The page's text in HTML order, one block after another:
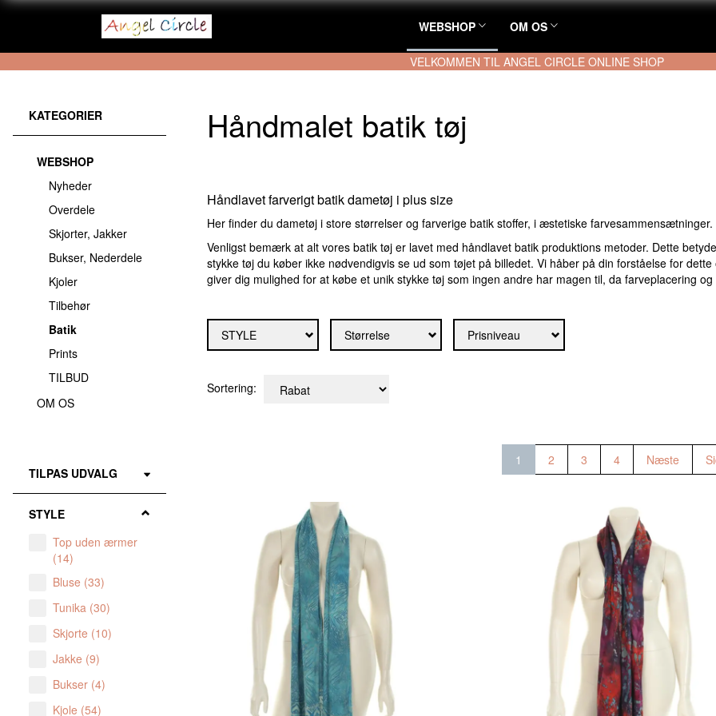
WEBSHOP OM OS
VELKOMMEN TIL ANGEL CIRCLE ONLINE SHOP
KATEGORIER
WEBSHOP
Nyheder
Overdele
Skjorter, Jakker
Bukser, Nederdele
Kjoler
Tilbehør
Batik
Prints
TILBUD
OM OS
TILPAS UDVALG
STYLE
Top uden ærmer
(14)
Bluse (33)
Tunika (30)
Skjorte (10)
Jakke (9)
Bukser (4)
Kjole (54)
Håndmalet batik tøj
Håndlavet farverigt batik dametøj i plus size
Her finder du dametøj i store størrelser og farverige batik stoffer, i æstetiske
Venligst bemærk at alt vores batik tøj er lavet med håndlavet batik produktions metoder. Dette
stykke tøj du køber ikke nødvendigvis se ud som tøjet på billedet. Vi håber på din forståelse for
giver dig mulighed for at købe et unik stykke tøj som ingen andre har magen til, da farveplacering
STYLE Størrelse Prisniveau
Sortering:
1 2 3 4 Næste